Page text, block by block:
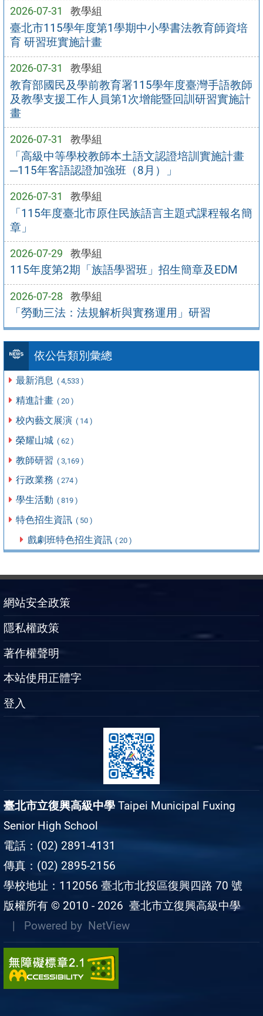
2026-07-31 教學組
臺北市115學年度第1學期中小學書法教育師資培
育 研習班實施計畫
2026-07-31 教學組
教育部國民及學前教育署115學年度臺灣手語教師
及教學支援工作人員第1次增能暨回訓研習實施計
畫
2026-07-31 教學組
「高級中等學校教師本土語文認證培訓實施計畫
─115年客語認證加強班（8月）」
2026-07-31 教學組
「115年度臺北市原住民族語言主題式課程報名簡
章」
2026-07-29 教學組
115年度第2期「族語學習班」招生簡章及EDM
2026-07-28 教學組
「勞動三法：法規解析與實務運用」研習
依公告類別彙總
最新消息 ( 4,533 )
精進計畫 ( 20 )
校內藝文展演 ( 14 )
榮耀山城 ( 62 )
教師研習 ( 3,169 )
行政業務 ( 274 )
學生活動 ( 819 )
特色招生資訊 ( 50 )
戲劇班特色招生資訊 ( 20 )
網站安全政策
隱私權政策
著作權聲明
本站使用正體字
登入
臺北市立復興高級中學 Taipei Municipal Fuxing
Senior High School
電話：(02) 2891-4131
傳真：(02) 2895-2156
學校地址：112056 臺北市北投區復興四路 70 號
版權所有 © 2010 - 2026 臺北市立復興高級中學
| Powered by NetView